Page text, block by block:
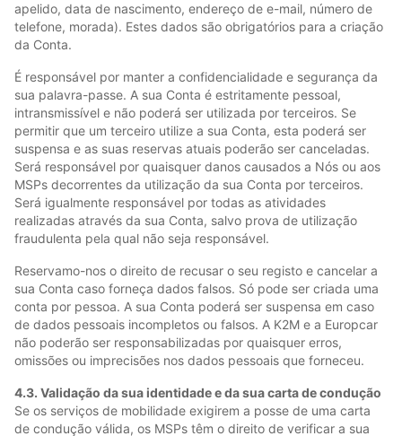
apelido, data de nascimento, endereço de e-mail, número de
telefone, morada). Estes dados são obrigatórios para a criação
da Conta.
É responsável por manter a confidencialidade e segurança da
sua palavra-passe. A sua Conta é estritamente pessoal,
intransmissível e não poderá ser utilizada por terceiros. Se
permitir que um terceiro utilize a sua Conta, esta poderá ser
suspensa e as suas reservas atuais poderão ser canceladas.
Será responsável por quaisquer danos causados a Nós ou aos
MSPs decorrentes da utilização da sua Conta por terceiros.
Será igualmente responsável por todas as atividades
realizadas através da sua Conta, salvo prova de utilização
fraudulenta pela qual não seja responsável.
Reservamo-nos o direito de recusar o seu registo e cancelar a
sua Conta caso forneça dados falsos. Só pode ser criada uma
conta por pessoa. A sua Conta poderá ser suspensa em caso
de dados pessoais incompletos ou falsos. A K2M e a Europcar
não poderão ser responsabilizadas por quaisquer erros,
omissões ou imprecisões nos dados pessoais que forneceu.
4.3. Validação da sua identidade e da sua carta de condução
Se os serviços de mobilidade exigirem a posse de uma carta
de condução válida, os MSPs têm o direito de verificar a sua